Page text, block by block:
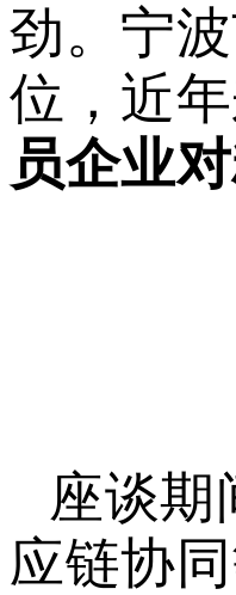
劲。宁
位，近
员企业
座谈期
应链协